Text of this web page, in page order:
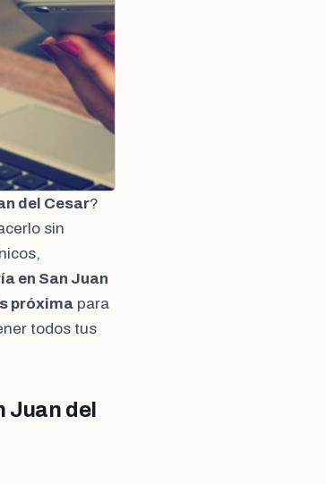
del Cesar?
sin
en San Juan
próxima para
todos tus
Juan del